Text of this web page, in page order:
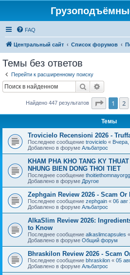
FAQ
Центральный сайт Список форумов
Темы без ответов
Перейти к расширенному поиску
Поиск
Найдено 447 результатов 1 2
Темы
Trovicielo Recensioni 2026 -
Последнее сообщение trovicielo «
Добавлено в форуме Альбатрос
KHAM PHA KHO TANG KY
NHUNG BIEN DONG THOI TIET
Последнее сообщение thoitiethomnayorgg
Добавлено в форуме Другое
Zephgain Review 2026 - Scam Or
Последнее сообщение zephgain « 06 авг
Добавлено в форуме Альбатрос
AlkaSlim Review 2026:
to Know
Последнее сообщение alkaslimcapsules «
Добавлено в форуме Общий форум
Bhraskilon Review 2026 - Scam
Последнее сообщение bhraskilon « 05
Добавлено в форуме Альбатрос